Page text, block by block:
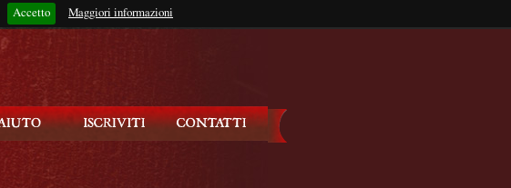
Accetto Maggiori informazioni
Rimani connesso?